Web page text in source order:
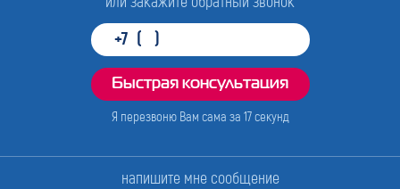
Я перезвоню Вам сама за 17секунд
напишите мне сообщение